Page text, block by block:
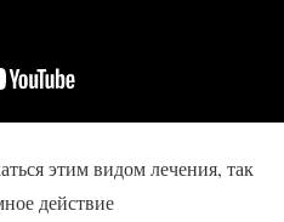
этим видом лечения, так
действие